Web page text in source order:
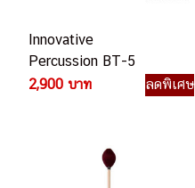
Innovative
Percussion BT-5
Bamboo Timpani ไม้
2,900 บาท ลดพิเศษ